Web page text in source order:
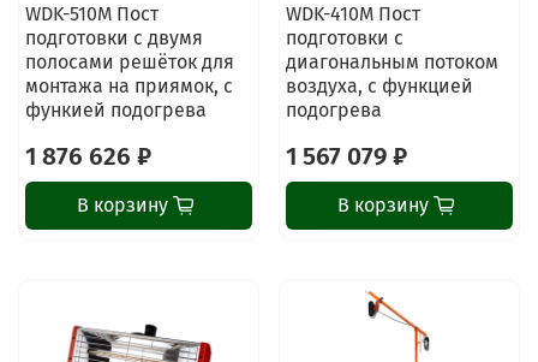
WDK-510M Пост
подготовки с двумя
полосами решёток для
монтажа на приямок, с
функией подогрева
1 876 626 ₽
В корзину
WDK-410M Пост
подготовки с
диагональным потоком
воздуха, с функцией
подогрева
1 567 079 ₽
В корзину